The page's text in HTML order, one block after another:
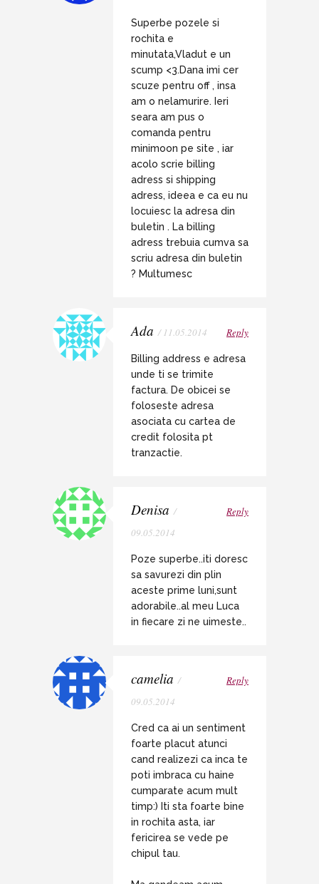
Superbe pozele si
rochita e
minutata,Vladut e un
scump <3.Dana imi cer
scuze pentru off , insa
am o nelamurire. Ieri
seara am pus o
comanda pentru
minimoon pe site , iar
acolo scrie billing
adress si shipping
adress, ideea e ca eu nu
locuiesc la adresa din
buletin . La billing
adress trebuia cumva sa
scriu adresa din buletin
? Multumesc
Ada / 11.05.2014 Reply
Billing address e adresa
unde ti se trimite
factura. De obicei se
foloseste adresa
asociata cu cartea de
credit folosita pt
tranzactie.
Denisa /
09.05.2014
Reply
Poze superbe..iti doresc
sa savurezi din plin
aceste prime luni,sunt
adorabile..al meu Luca
in fiecare zi ne uimeste..
camelia /
09.05.2014
Reply
Cred ca ai un sentiment
foarte placut atunci
cand realizezi ca inca te
poti imbraca cu haine
cumparate acum mult
timp:) Iti sta foarte bine
in rochita asta, iar
fericirea se vede pe
chipul tau.